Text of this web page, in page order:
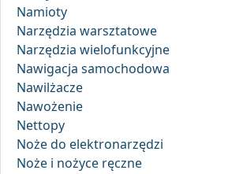
Namioty
Narzędzia warsztatowe
Narzędzia wielofunkcyjne
Nawigacja samochodowa
Nawilżacze
Nawożenie
Nettopy
Noże do elektronarzędzi
Noże i nożyce ręczne